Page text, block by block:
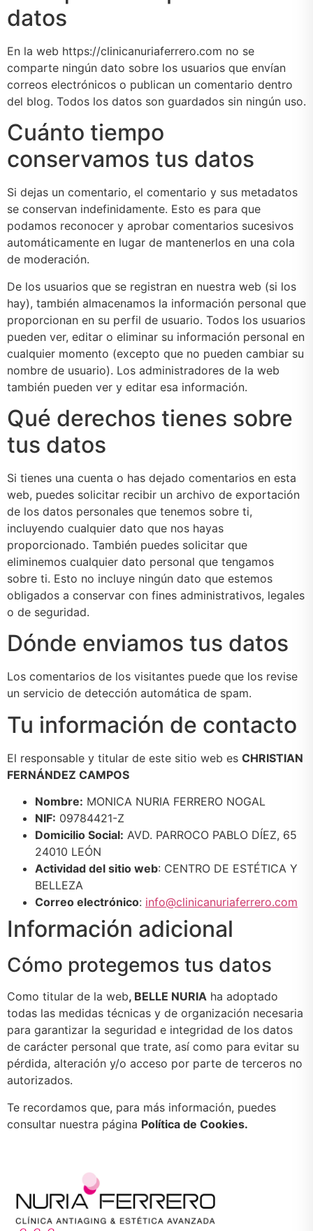
datos
En la web https://clinicanuriaferrero.com no se
comparte ningún dato sobre los usuarios que envían
correos electrónicos o publican un comentario dentro
del blog. Todos los datos son guardados sin ningún uso.
Cuánto tiempo
conservamos tus datos
Si dejas un comentario, el comentario y sus metadatos
se conservan indefinidamente. Esto es para que
podamos reconocer y aprobar comentarios sucesivos
automáticamente en lugar de mantenerlos en una cola
de moderación.
De los usuarios que se registran en nuestra web (si los
hay), también almacenamos la información personal que
proporcionan en su perfil de usuario. Todos los usuarios
pueden ver, editar o eliminar su información personal en
cualquier momento (excepto que no pueden cambiar su
nombre de usuario). Los administradores de la web
también pueden ver y editar esa información.
Qué derechos tienes sobre
tus datos
Si tienes una cuenta o has dejado comentarios en esta
web, puedes solicitar recibir un archivo de exportación
de los datos personales que tenemos sobre ti,
incluyendo cualquier dato que nos hayas
proporcionado. También puedes solicitar que
eliminemos cualquier dato personal que tengamos
sobre ti. Esto no incluye ningún dato que estemos
obligados a conservar con fines administrativos, legales
o de seguridad.
Dónde enviamos tus datos
Los comentarios de los visitantes puede que los revise
un servicio de detección automática de spam.
Tu información de contacto
El responsable y titular de este sitio web es CHRISTIAN
FERNÁNDEZ CAMPOS
Nombre: MONICA NURIA FERRERO NOGAL
NIF: 09784421-Z
Domicilio Social: AVD. PARROCO PABLO DÍEZ, 65
24010 LEÓN
Actividad del sitio web: CENTRO DE ESTÉTICA Y
BELLEZA
Correo electrónico: info@clinicanuriaferrero.com
Información adicional
Cómo protegemos tus datos
Como titular de la web, BELLE NURIA ha adoptado
todas las medidas técnicas y de organización necesaria
para garantizar la seguridad e integridad de los datos
de carácter personal que trate, así como para evitar su
pérdida, alteración y/o acceso por parte de terceros no
autorizados.
Te recordamos que, para más información, puedes
consultar nuestra página Política de Cookies.